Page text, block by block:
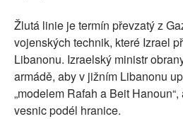
Žlutá linie je termín převzatý z
vojenských technik, které Izrael
Libanonu. Izraelský ministr
armádě, aby v jižním Libanonu
„modelem Rafah a Beit
vesnic podél hranice.